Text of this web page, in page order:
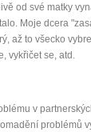
jak ráno
to tak být -
od své matky
Moje dcera
až to všecko
vykřičet se, atd.
v
problémů